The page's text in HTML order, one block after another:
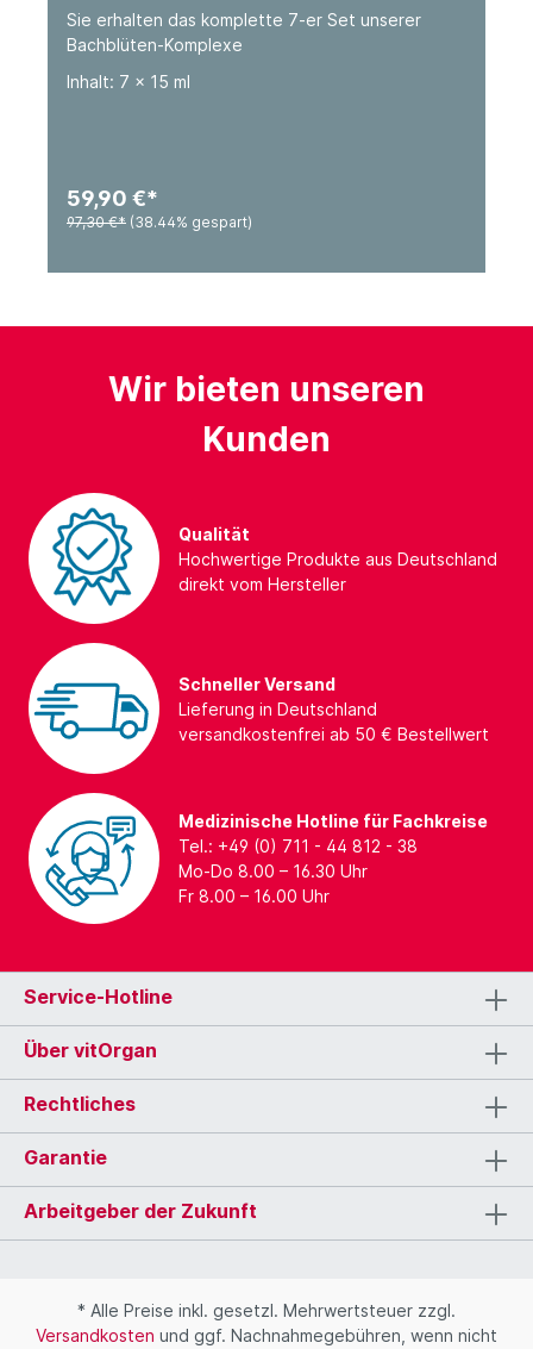
Sie erhalten das komplette 7-er Set unserer
Bachblüten-Komplexe
Inhalt: 7 x 15 ml
59,90 €*
97,30 €* (38.44% gespart)
Wir bieten unseren
Kunden
Qualität
Hochwertige Produkte aus Deutschland
direkt vom Hersteller
Schneller Versand
Lieferung in Deutschland
versandkostenfrei ab 50 € Bestellwert
Medizinische Hotline für Fachkreise
Tel.: +49 (0) 711 - 44 812 - 38
Mo-Do 8.00 – 16.30 Uhr
Fr 8.00 – 16.00 Uhr
Service-Hotline
Über vitOrgan
Rechtliches
Garantie
Arbeitgeber der Zukunft
* Alle Preise inkl. gesetzl. Mehrwertsteuer zzgl.
Versandkosten und ggf. Nachnahmegebühren, wenn nicht